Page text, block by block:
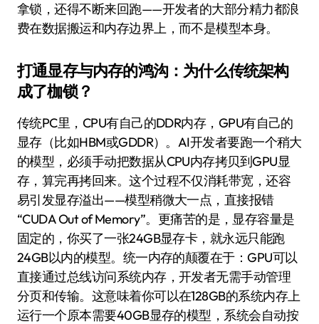
拿锁，还得不断来回跑——开发者的大部分精力都浪
费在数据搬运和内存边界上，而不是模型本身。
打通显存与内存的鸿沟：为什么传统架构
成了枷锁？
传统PC里，CPU有自己的DDR内存，GPU有自己的
显存（比如HBM或GDDR）。AI开发者要跑一个稍大
的模型，必须手动把数据从CPU内存拷贝到GPU显
存，算完再拷回来。这个过程不仅消耗带宽，还容
易引发显存溢出——模型稍微大一点，直接报错
“CUDA Out of Memory”。更痛苦的是，显存容量是
固定的，你买了一张24GB显存卡，就永远只能跑
24GB以内的模型。统一内存的颠覆在于：GPU可以
直接通过总线访问系统内存，开发者无需手动管理
分页和传输。这意味着你可以在128GB的系统内存上
运行一个原本需要40GB显存的模型，系统会自动按